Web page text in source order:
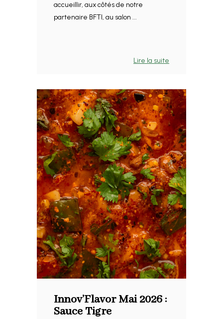
accueillir, aux côtés de notre
partenaire BFTI, au salon ...
Lire la suite
Innov’Flavor Mai 2026 :
Sauce Tigre